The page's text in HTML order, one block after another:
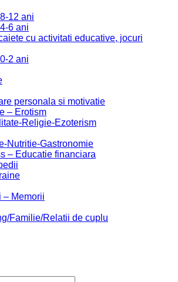
12 ani
6 ani
cu activitati educative, jocuri
2 ani
personala si motivatie
– Erotism
Religie-Ezoterism
Nutritie-Gastronomie
– Educatie financiara
– Memorii
Familie/Relatii de cuplu